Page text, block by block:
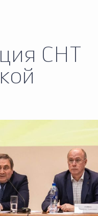
Обращения граждан
Противодействие
среда Социальная
СНТ